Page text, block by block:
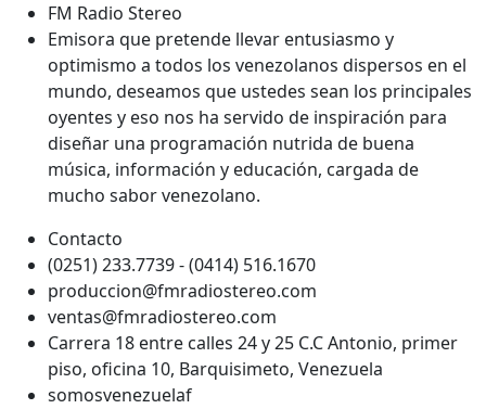
FM Radio Stereo
Emisora que pretende llevar entusiasmo y
optimismo a todos los venezolanos dispersos en el
mundo, deseamos que ustedes sean los principales
oyentes y eso nos ha servido de inspiración para
diseñar una programación nutrida de buena
música, información y educación, cargada de
mucho sabor venezolano.
Contacto
(0251) 233.7739 - (0414) 516.1670
produccion@fmradiostereo.com
ventas@fmradiostereo.com
Carrera 18 entre calles 24 y 25 C.C Antonio, primer
piso, oficina 10, Barquisimeto, Venezuela
somosvenezuelaf